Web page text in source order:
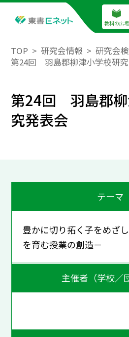
教科の広場
TOP 研究会情報
研究会
第24回 羽島郡柳津小学校研
第24回 羽島郡柳
究発表会
テーマ
豊かに切り拓く子をめざ
を育む授業の創造－
主催者（学校／